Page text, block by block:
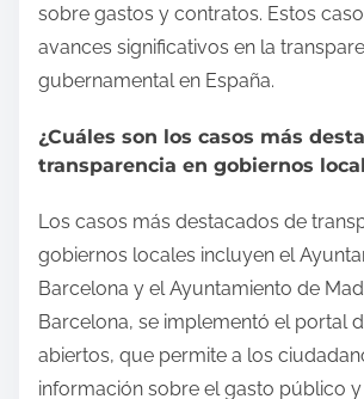
sobre gastos y contratos. Estos
avances significativos en la
gubernamental en España.
¿Cuáles son los casos más
transparencia en gobiernos
Los casos más destacados de
gobiernos locales incluyen el
Barcelona y el Ayuntamiento de
Barcelona, se implementó el portal
abiertos, que permite a los
información sobre el gasto público